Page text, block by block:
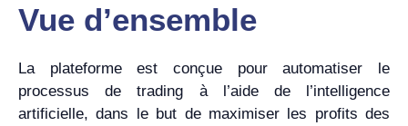
Vue d’ensemble
La plateforme est conçue pour automatiser le
processus de trading à l’aide de l’intelligence
artificielle, dans le but de maximiser les profits des